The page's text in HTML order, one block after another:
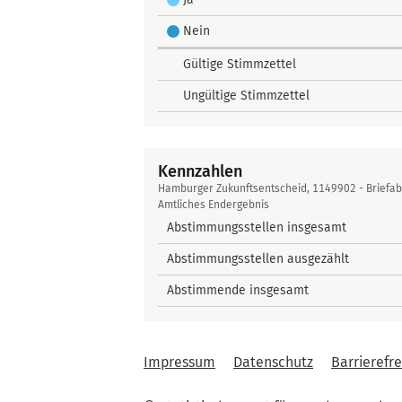
Nein
Gültige Stimmzettel
Ungültige Stimmzettel
Kennzahlen
Kennzahlen
Hamburger Zukunftsentscheid, 1149902 -
Amtliches Endergebnis
Abstimmungsstellen insgesamt
Abstimmungsstellen ausgezählt
Abstimmende insgesamt
Impressum Datenschutz